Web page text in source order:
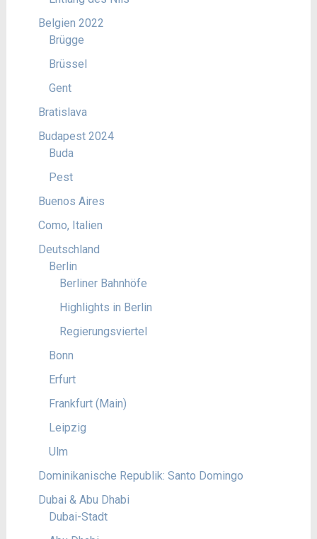
Belgien 2022
Brügge
Brüssel
Gent
Bratislava
Budapest 2024
Buda
Pest
Buenos Aires
Como, Italien
Deutschland
Berlin
Berliner Bahnhöfe
Highlights in Berlin
Regierungsviertel
Bonn
Erfurt
Frankfurt (Main)
Leipzig
Ulm
Dominikanische Republik: Santo Domingo
Dubai & Abu Dhabi
Dubai-Stadt